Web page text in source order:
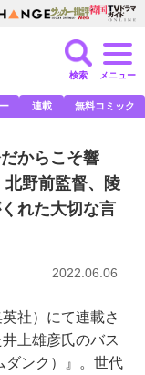
検索 メニュー
連載 無料コミック
からこそ響
北野前監督、陵
れた大切な言
2022.06.06
社）にて連載さ
上雄彦氏のバス
ダンク）』。世代